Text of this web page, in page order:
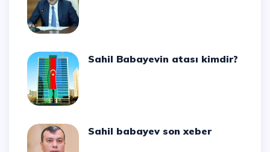
Sahil Babayevin atası kimdir?
Sahil babayev son xeber